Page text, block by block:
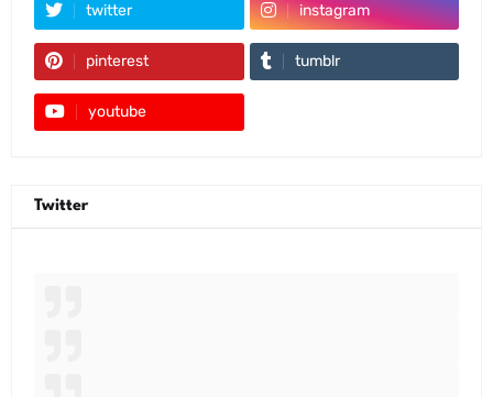
twitter instagram
pinterest tumblr
youtube
Twitter